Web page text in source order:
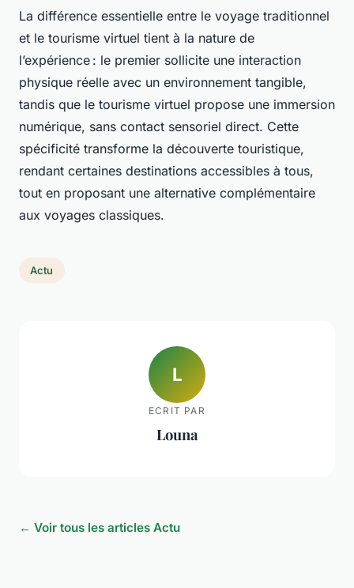
La différence essentielle entre le voyage traditionnel
et le tourisme virtuel tient à la nature de
l’expérience : le premier sollicite une interaction
physique réelle avec un environnement tangible,
tandis que le tourisme virtuel propose une immersion
numérique, sans contact sensoriel direct. Cette
spécificité transforme la découverte touristique,
rendant certaines destinations accessibles à tous,
tout en proposant une alternative complémentaire
aux voyages classiques.
Actu
L
ECRIT PAR
Louna
← Voir tous les articles Actu